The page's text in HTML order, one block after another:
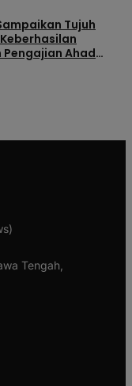
Tujuh
Ahad
Tengah,